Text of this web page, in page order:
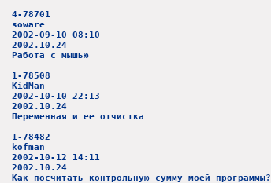
4-78701
soware
2002-09-10 08:10
2002.10.24
Работа с мышью
1-78508
KidMan
2002-10-10 22:13
2002.10.24
Переменная и ее отчистка
1-78482
kofman
2002-10-12 14:11
2002.10.24
Как посчитать контрольную сумму моей программы?